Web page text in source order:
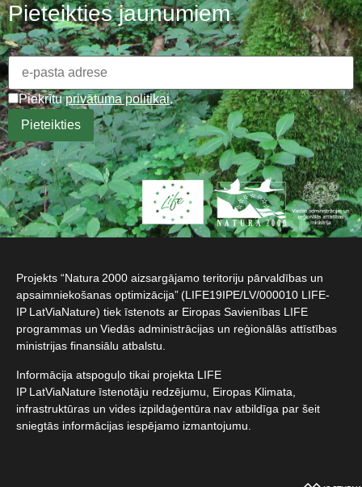
Pieteikties jaunumiem
Piekrītuprivātuma politikai.
Projekts “Natura 2000 aizsargājamo teritoriju pārvaldības un
apsaimniekošanas optimizācija” (LIFE19IPE/LV/000010 LIFE-
IP LatViaNature) tiek īstenots ar Eiropas Savienības LIFE
programmas un Viedās administrācijas un reģionālās attīstības
ministrijas finansiālu atbalstu.​
Informācija atspoguļo tikai projekta LIFE
IP LatViaNature īstenotāju redzējumu, Eiropas Klimata,
infrastruktūras un vides izpildaģentūra nav atbildīga par šeit
sniegtās informācijas iespējamo izmantojumu.​